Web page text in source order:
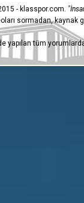
- klasspor.com.
sormadan,
yapılan tüm